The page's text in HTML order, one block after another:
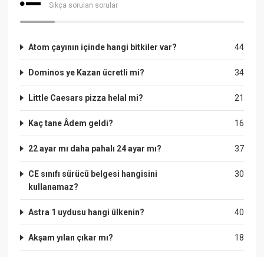
Sıkça sorulan sorular
44
Atom çayının içinde hangi bitkiler var?
34
Dominos ye Kazan ücretli mi?
21
Little Caesars pizza helal mi?
16
Kaç tane Âdem geldi?
37
22 ayar mı daha pahalı 24 ayar mı?
30
CE sınıfı sürücü belgesi hangisini
kullanamaz?
40
Astra 1 uydusu hangi ülkenin?
18
Akşam yılan çıkar mı?